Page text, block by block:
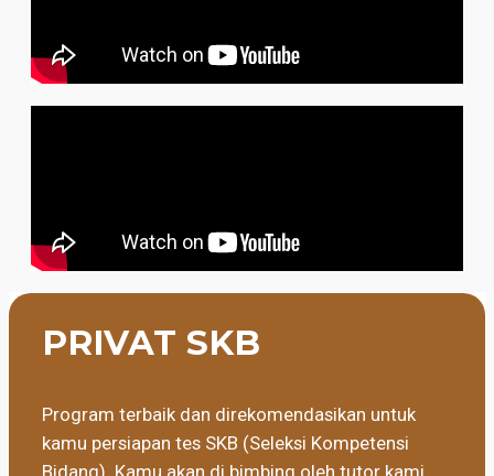
PRIVAT SKB
Program terbaik dan direkomendasikan untuk
kamu persiapan tes SKB (Seleksi Kompetensi
Bidang). Kamu akan di bimbing oleh tutor kami